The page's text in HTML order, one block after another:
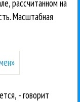
рассчитанном на
Масштабная
- говорит